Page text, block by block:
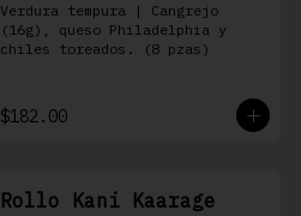
Verdura tempura | Cangrejo
(16g), queso Philadelphia y
chiles toreados. (8 pzas)
$182.00
Rollo Kani Kaarage